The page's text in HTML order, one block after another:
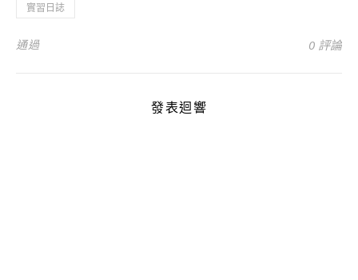
實習日誌
通過 0 評論
發表迴響